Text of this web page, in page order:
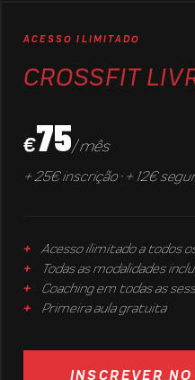
ACESSO ILIMITADO
CROSSFIT
€75/ mês
+ 25€ inscrição · + 12€
Acesso ilimitado a todos
Todas as modalidades
Coaching em todas as
Primeira aula gratuita
INSCREVER